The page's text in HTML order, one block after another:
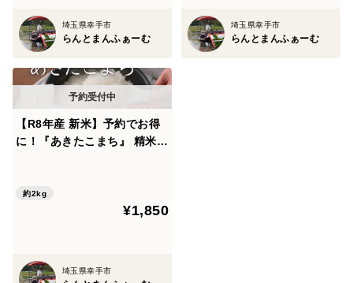
埼玉県幸手市
らんとまんふぁーむ
埼玉県幸手市
らんとまんふぁーむ
【R8年産 新米】予約でお得
に！『あきたこまち』 精米2
約2kg
¥1,850
埼玉県幸手市